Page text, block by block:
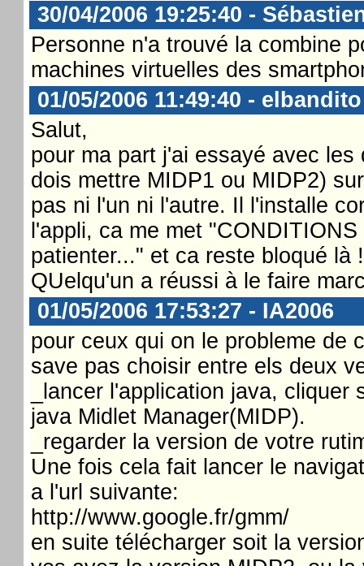
30/04/2006 19:25:40 -
Personne n'a trouvé la combine
machines virtuelles des
01/05/2006 11:49:40 - elbandito
Salut,
pour ma part j'ai essayé avec
dois mettre MIDP1 ou MIDP2)
pas ni l'un ni l'autre. Il l'installe
l'appli, ca me met
patienter..." et ca reste bloqué là
QUelqu'un a réussi à le faire
01/05/2006 17:53:27 - IA2006
pour ceux qui on le probleme de
save pas choisir entre els deux
_lancer l'application java,
java Midlet Manager(MIDP).
_regarder la version de votre
Une fois cela fait lancer le
a l'url suivante:
http://www.google.fr/gmm/
en suite télécharger soit la